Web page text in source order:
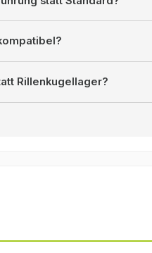
Rillenkugellager?